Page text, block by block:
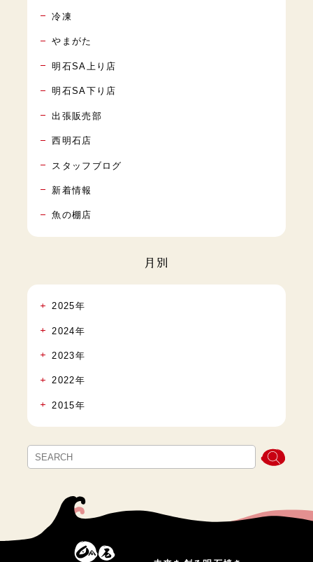
冷凍
やまがた
明石SA上り店
明石SA下り店
出張販売部
西明石店
スタッフブログ
新着情報
魚の棚店
月別
2025年
2024年
2023年
2022年
2015年